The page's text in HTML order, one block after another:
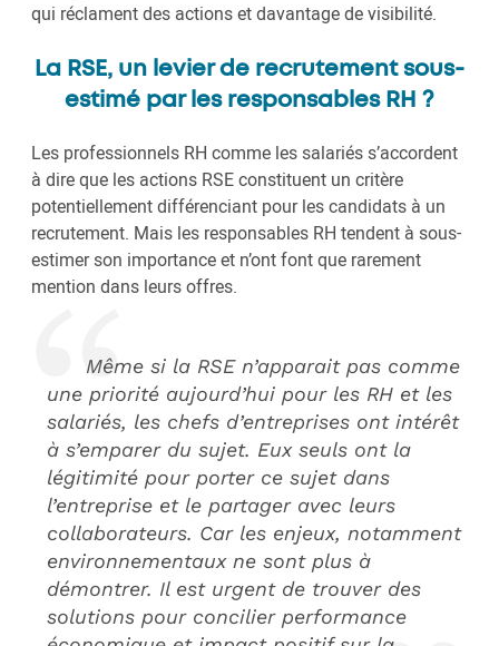
qui réclament des actions et davantage de visibilité.
La RSE, un levier de recrutement sous-
estimé par les responsables RH ?
Les professionnels RH comme les salariés s’accordent
à dire que les actions RSE constituent un critère
potentiellement différenciant pour les candidats à un
recrutement. Mais les responsables RH tendent à sous-
estimer son importance et n’ont font que rarement
mention dans leurs offres.
Même si la RSE n’apparait pas comme
une priorité aujourd’hui pour les RH et les
salariés, les chefs d’entreprises ont intérêt
à s’emparer du sujet. Eux seuls ont la
légitimité pour porter ce sujet dans
l’entreprise et le partager avec leurs
collaborateurs. Car les enjeux, notamment
environnementaux ne sont plus à
démontrer. Il est urgent de trouver des
solutions pour concilier performance